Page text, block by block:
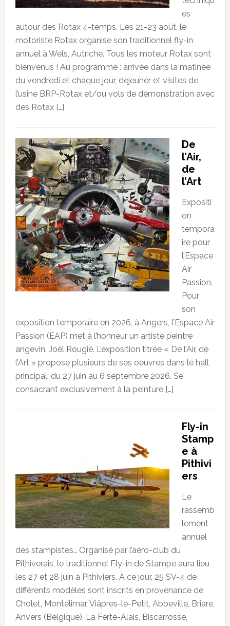
es
autour des Rotax 4-temps. Les 21-23 août, le
motoriste Rotax organise son traditionnel fly-in
annuel à Wels, Autriche. Tous les moteur Rotax sont
bienvenus ! Au programme : arrivée dans la matinée
du vendredi et chaque jour, dejeuner et visites de
l’usine BRP-Rotax et/ou vols de démonstration avec
des Rotax […]
De
l’Air,
de
l’Art
Expositi
on
tempora
ire pour
l’Espace
Air
Passion.
Pour
son
exposition temporaire en 2026, à Angers, l’Espace Air
Passion (EAP) met à l’honneur un artiste peintre
angevin, Joël Rougié. L’exposition titrée « De l’Air, de
l’Art » propose plusieurs de ses oeuvres dans le hall
principal, du 27 juin au 6 septembre 2026. Se
consacrant exclusivement à la peinture […]
Fly-in
Stamp
e à
Pithivi
ers
Le
rassemb
lement
annuel
des stampistes… Organisé par l’aéro-club du
Pithiverais, le traditionnel Fly-in de Stampe aura lieu
les 27 et 28 juin à Pithiviers. À ce jour, 25 SV-4 de
différents modèles sont inscrits en provenance de
Cholet, Montélimar, Viâpres-le-Petit, Abbeville, Briare,
Anvers (Belgique), La Ferté-Alais, Biscarrosse,